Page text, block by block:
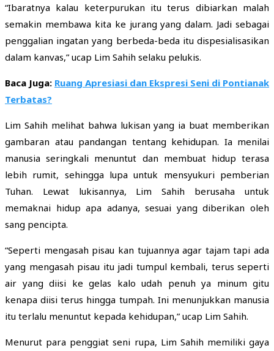
“Ibaratnya kalau keterpurukan itu terus dibiarkan malah
semakin membawa kita ke jurang yang dalam. Jadi sebagai
penggalian ingatan yang berbeda-beda itu dispesialisasikan
dalam kanvas,” ucap Lim Sahih selaku pelukis.
Baca Juga: Ruang Apresiasi dan Ekspresi Seni di Pontianak
Terbatas?
Lim Sahih melihat bahwa lukisan yang ia buat memberikan
gambaran atau pandangan tentang kehidupan. Ia menilai
manusia seringkali menuntut dan membuat hidup terasa
lebih rumit, sehingga lupa untuk mensyukuri pemberian
Tuhan. Lewat lukisannya, Lim Sahih berusaha untuk
memaknai hidup apa adanya, sesuai yang diberikan oleh
sang pencipta.
“Seperti mengasah pisau kan tujuannya agar tajam tapi ada
yang mengasah pisau itu jadi tumpul kembali, terus seperti
air yang diisi ke gelas kalo udah penuh ya minum gitu
kenapa diisi terus hingga tumpah. Ini menunjukkan manusia
itu terlalu menuntut kepada kehidupan,” ucap Lim Sahih.
Menurut para penggiat seni rupa, Lim Sahih memiliki gaya